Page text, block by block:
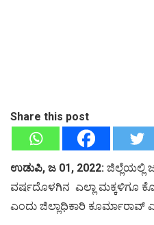
Share this post
ಉಡುಪಿ, ಜ 01, 2022: ಜಿಲ್ಲೆಯಲ್ಲಿ
ವರ್ಷದೊಳಗಿನ ಎಲ್ಲಾ ಮಕ್ಕಳಿಗೂ
ಎಂದು ಜಿಲ್ಲಾಧಿಕಾರಿ ಕೂರ್ಮಾರಾವ್